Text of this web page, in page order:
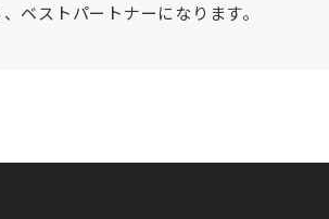
ベストパートナーになります。